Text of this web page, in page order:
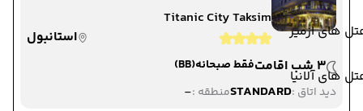
های ازمیر
های آلانیا
Titanic City Taksim
استانبول
3 شب اقامت
فقط صبحانه(BB)
دید اتاق :STANDARDمنطقه :-